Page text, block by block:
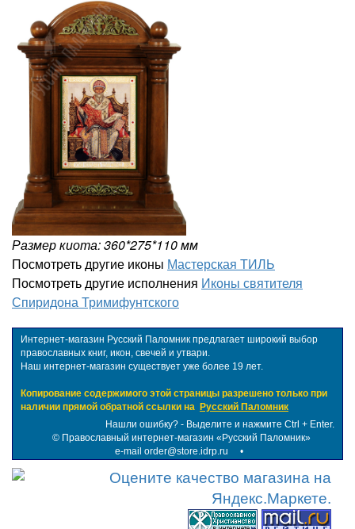
Размер киота: 360*275*110 мм
Посмотреть другие иконы Мастерская ТИЛЬ
Посмотреть другие исполнения Иконы святителя
Спиридона Тримифунтского
Интернет-магазин Русский Паломник предлагает широкий выбор
православных книг, икон, свечей и утвари.
Наш интернет-магазин существует уже более 19 лет.
Копирование содержимого этой страницы разрешено только при
наличии прямой обратной ссылки на Русский Паломник
Нашли ошибку? - Выделите и нажмите Ctrl + Enter.
© Православный интернет-магазин «Русский Паломник»
e-mail order@store.idrp.ru •